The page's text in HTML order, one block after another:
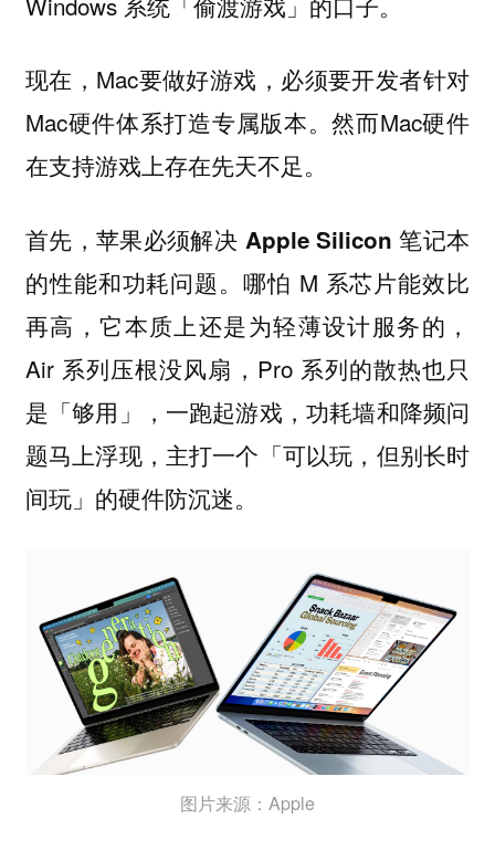
现在，Mac要做好游戏，必须要开发者针对
Mac硬件体系打造专属版本。然而Mac硬件
在支持游戏上存在先天不足。
首先，苹果必须解决 Apple Silicon 笔记本
的性能和功耗问题。 哪怕 M 系芯片能效比
再高，它本质上还是为轻薄设计服务的，
Air 系列压根没风扇，Pro 系列的散热也只
是「够用」，一跑起游戏，功耗墙和降频问
题马上浮现，主打一个「可以玩，但别长时
间玩」的硬件防沉迷。
图片来源：Apple